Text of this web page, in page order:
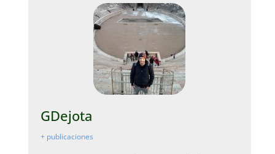
GDejota
+ publicaciones